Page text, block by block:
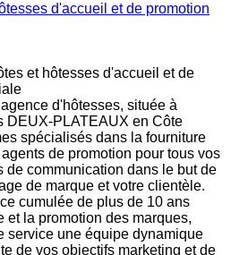
d'accueil et de promotion
et hôtesses d'accueil et de
d'hôtesses, située à
DEUX-PLATEAUX en Côte
spécialisés dans la fourniture
de promotion pour tous vos
de communication dans le but de
de marque et votre clientèle.
cumulée de plus de 10 ans
et la promotion des marques,
service une équipe dynamique
de vos objectifs marketing et de